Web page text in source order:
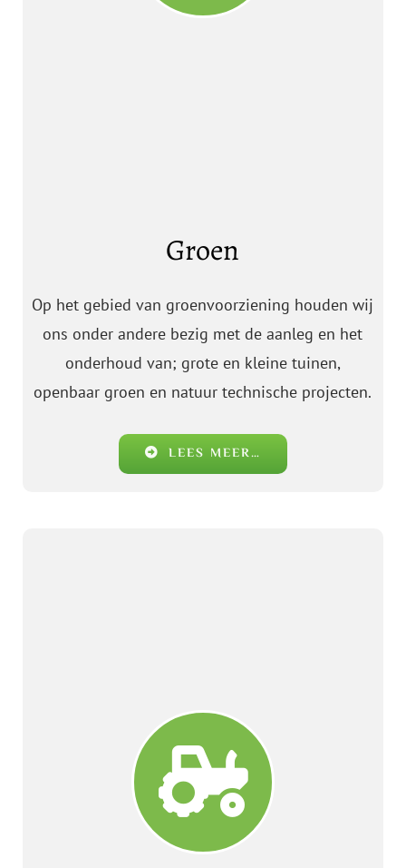
Groen
Op het gebied van groenvoorziening houden wij
ons onder andere bezig met de aanleg en het
onderhoud van; grote en kleine tuinen,
openbaar groen en natuur technische projecten.
LEES MEER…